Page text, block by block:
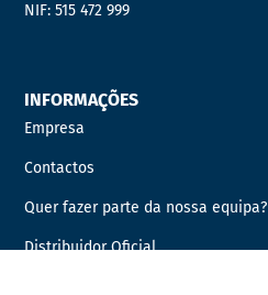
NIF: 515 472 999
INFORMAÇÕES
Empresa
Contactos
Quer fazer parte da nossa equipa?
Distribuidor Oficial